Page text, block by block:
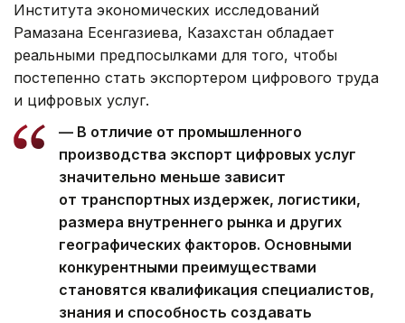
Института экономических исследований
Рамазана Есенгазиева, Казахстан обладает
реальными предпосылками для того, чтобы
постепенно стать экспортером цифрового труда
и цифровых услуг.
— В отличие от промышленного
производства экспорт цифровых услуг
значительно меньше зависит
от транспортных издержек, логистики,
размера внутреннего рынка и других
географических факторов. Основными
конкурентными преимуществами
становятся квалификация специалистов,
знания и способность создавать